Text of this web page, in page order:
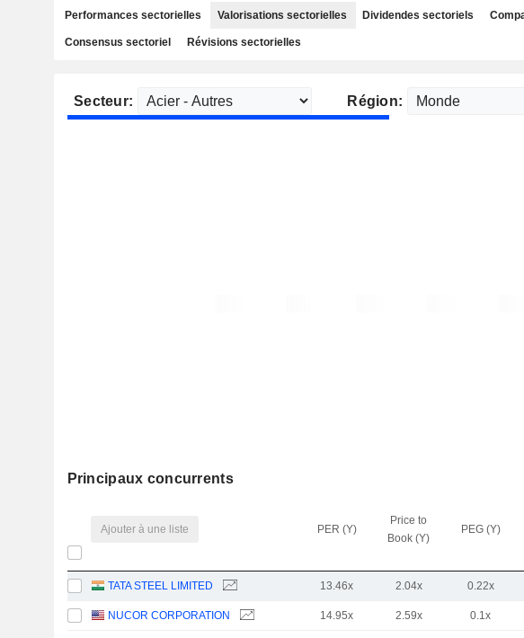
Performances sectorielles Valorisations sectorielles Dividendes sectoriels
Consensus sectoriel Révisions sectorielles
Secteur: Région:
Principaux concurrents
Ajouter à une liste PER (Y)
Price to
Book (Y)
PEG (Y)
TATA STEEL LIMITED 13.46x 2.04x 0.22x
NUCOR CORPORATION 14.95x 2.59x 0.1x